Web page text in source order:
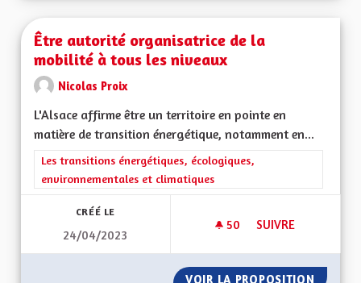
Être autorité organisatrice de la
mobilité à tous les niveaux
Nicolas Proix
L'Alsace affirme être un territoire en pointe en
matière de transition énergétique, notamment en...
Filtrer les résultats de la catégorie : Les transitions
Les transitions énergétiques, écologiques,
environnementales et climatiques
CRÉÉ LE
24/04/2023
50 50 ABONNÉS
SUIVRE
VOIR LA PROPOSITION ÊTRE